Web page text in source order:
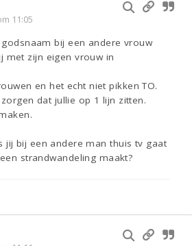
11:05
bij een andere vrouw
met zijn eigen vrouw in
en het echt niet pikken TO.
dat jullie op 1 lijn zitten.
jij bij een andere man thuis tv gaat
strandwandeling maakt?